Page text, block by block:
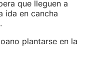
que lleguen a
ida en cancha
plantarse en la